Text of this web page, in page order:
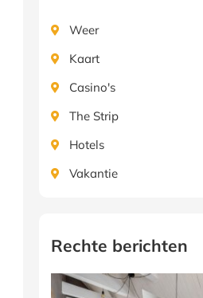
Weer
Kaart
Casino's
The Strip
Hotels
Vakantie
Rechte berichten